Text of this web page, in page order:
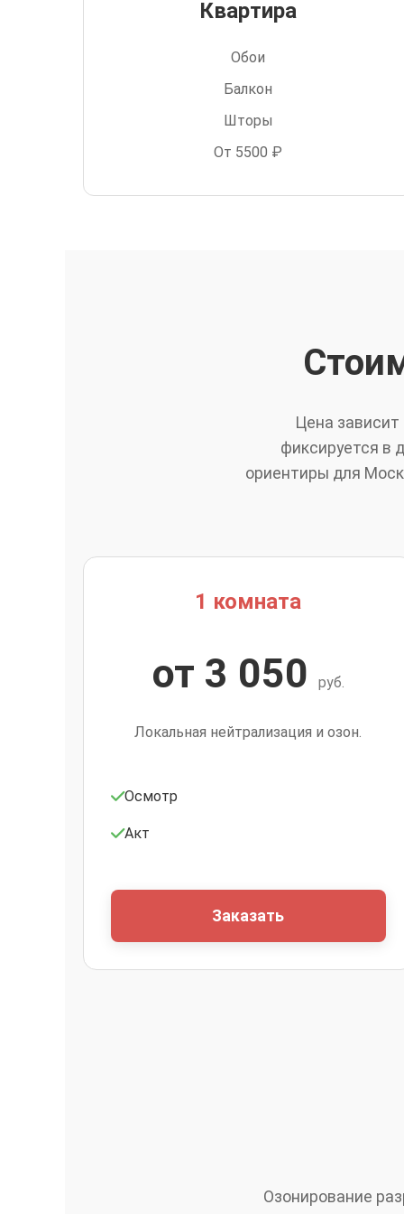
Квартира
Обои
Балкон
Шторы
От 5500 ₽
Цена
фиксируется в
ориентиры для
1 комната
от 3 050 руб.
Локальная нейтрализация и озон.
Осмотр
Акт
Заказать
Озонирование